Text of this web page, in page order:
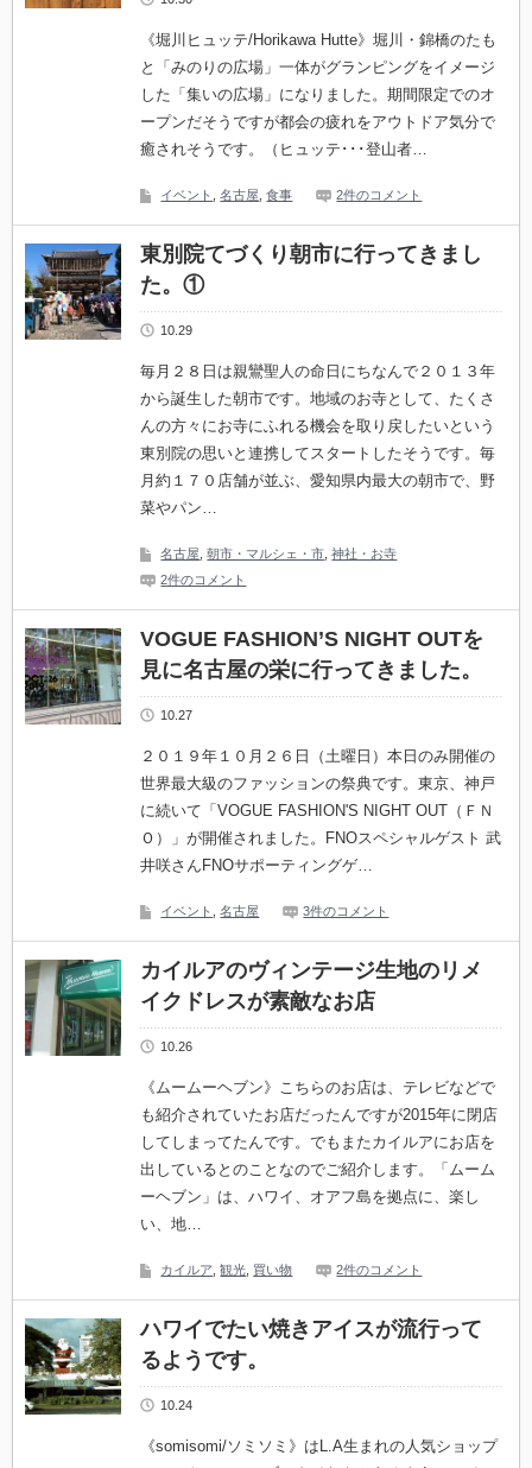
《堀川ヒュッテ/Horikawa Hutte》堀川・錦橋のたも
と「みのりの広場」一体がグランピングをイメージ
した「集いの広場」になりました。期間限定でのオ
ープンだそうですが都会の疲れをアウトドア気分で
癒されそうです。（ヒュッテ･･･登山者…
イベント ,名古屋 ,食事 2件のコメント
東別院てづくり朝市に行ってきまし
た。①
10.29
毎月２８日は親鸞聖人の命日にちなんで２０１３年
から誕生した朝市です。地域のお寺として、たくさ
んの方々にお寺にふれる機会を取り戻したいという
東別院の思いと連携してスタートしたそうです。毎
月約１７０店舗が並ぶ、愛知県内最大の朝市で、野
菜やパン…
名古屋 ,朝市・マルシェ・市 ,神社・お寺
2件のコメント
VOGUE FASHION’S NIGHT OUTを
見に名古屋の栄に行ってきました。
10.27
２０１９年１０月２６日（土曜日）本日のみ開催の
世界最大級のファッションの祭典です。東京、神戸
に続いて「VOGUE FASHION'S NIGHT OUT（ＦＮ
Ｏ）」が開催されました。FNOスペシャルゲスト 武
井咲さんFNOサポーティングゲ…
イベント ,名古屋 3件のコメント
カイルアのヴィンテージ生地のリメ
イクドレスが素敵なお店
10.26
《ムームーヘブン》こちらのお店は、テレビなどで
も紹介されていたお店だったんですが2015年に閉店
してしまってたんです。でもまたカイルアにお店を
出しているとのことなのでご紹介します。「ムーム
ーヘブン」は、ハワイ、オアフ島を拠点に、楽し
い、地…
カイルア ,観光 買い物 2件のコメント
ハワイでたい焼きアイスが流行って
るようです。
10.24
《somisomi/ソミソミ》はL.A生まれの人気ショップ